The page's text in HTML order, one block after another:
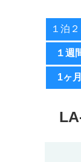
１泊２
１週
1ヶ月